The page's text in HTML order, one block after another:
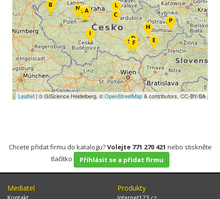
Leaflet| © GIScience Heidelberg, ©OpenStreetMap& contributors, CC-BY-SA
Chcete přidat firmu do katalogu?Volejte 771 270 421 nebo stiskněte
tlačítko
Přihlásit se a přidat firmu
Mediatel Produkty